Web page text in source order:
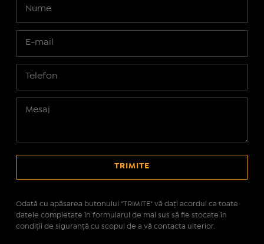
Odată cu apăsarea butonului "TRIMITE" vă daţi acordul ca toate
datele completate în formularul de mai sus să fie stocate în
condiţii de siguranţă cu scopul de a vă contacta ulterior.